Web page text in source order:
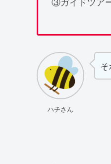
ハチさん